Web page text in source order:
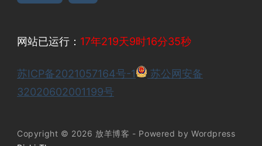
网站已运行： 17年219天9时16分35秒
苏ICP备2021057164号-1
苏公网安备
32020602001199号
Copyright © 2026 放羊博客 - Powered by Wordpress